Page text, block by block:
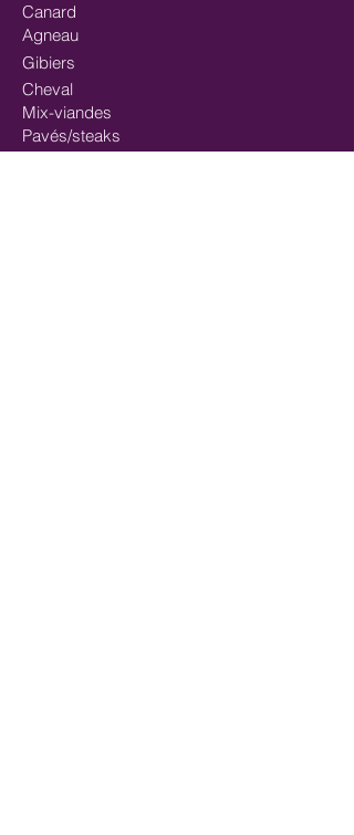
Canard
Agneau
Gibiers
Cheval
Mix-viandes
Pavés/steaks